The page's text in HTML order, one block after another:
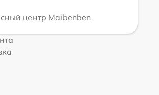
центр Maibenben